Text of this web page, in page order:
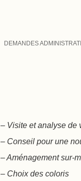
DEMANDES
– Visite et analyse de
– Conseil pour une
– Aménagement sur-
– Choix des coloris